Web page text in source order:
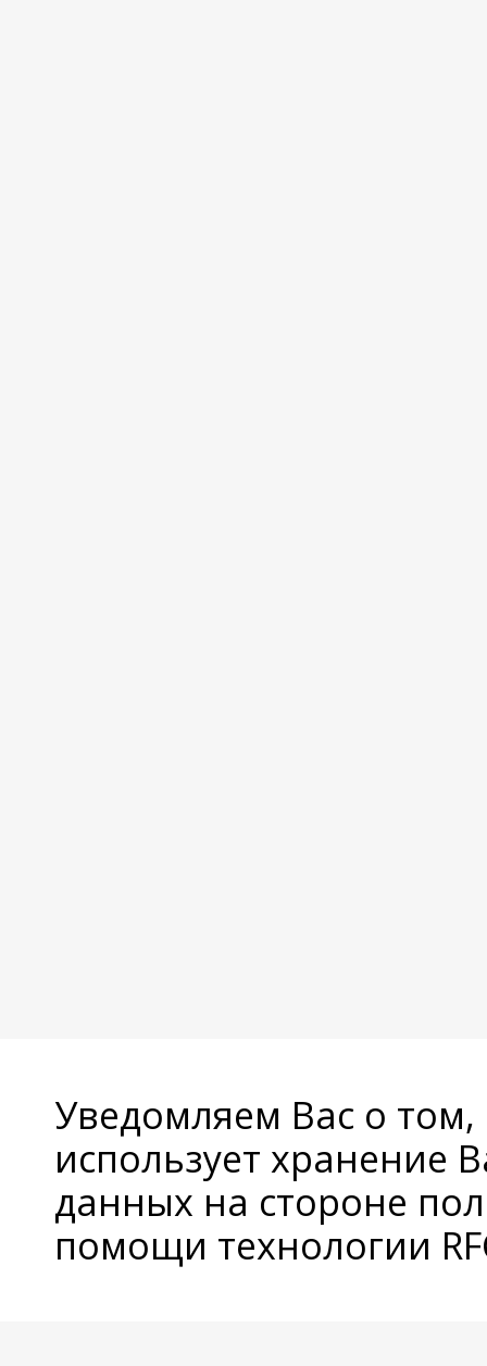
Уведомляем Вас о
использует хранение
данных на стороне
помощи технологии